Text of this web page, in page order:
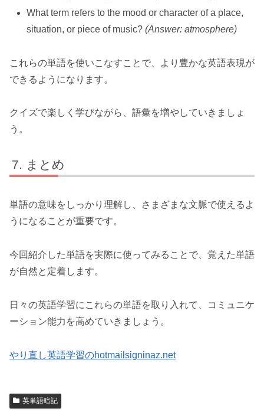
What term refers to the mood or character of a place,
situation, or piece of music?(Answer: atmosphere)
これらの単語を使いこなすことで、より豊かな英語表現が
できるようになります。
クイズで楽しく学びながら、語彙を増やしていきましょ
う。
まとめ
単語の意味をしっかり理解し、さまざまな文脈で使えるよ
うになることが重要です。
今回紹介した単語を実際に使ってみることで、覚えた単語
が自然と定着します。
日々の英語学習にこれらの単語を取り入れて、コミュニケ
ーション能力を高めていきましょう。
やり直し英語学習のhotmailsigninaz.net
英単語暗記